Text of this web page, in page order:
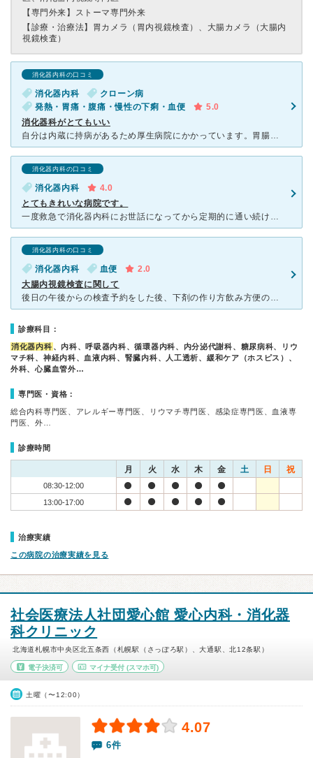
【専門外来】 ストーマ専門外来
【診療・治療法】 胃カメラ（胃内視鏡検査）、大腸カメラ（大腸内
視鏡検査）
消化器内科の口コミ
消化器内科
クローン病
発熱・胃痛・腹痛・慢性の下痢・血便
5.0
消化器科がとてもいい
自分は内蔵に持病があるため厚生病院にかかっています。胃腸、胆嚢膵臓肝臓など専門分野で細分化されています。 予約をしても待ち時間に前後がある場合がありますがそれだけ患者と向き合ってるからと割りきってい
消化器内科の口コミ
消化器内科
4.0
とてもきれいな病院です。
一度救急で消化器内科にお世話になってから定期的に通い続けています。 他の消化器内科は行ったことがないですが、少しの心配事でも丁寧に説明してくださり、信頼のおける先生に出会えたことが大きいです。
消化器内科の口コミ
消化器内科 血便
2.0
大腸内視鏡検査に関して
後日の午後からの検査予約をした後、下剤の作り方飲み方便の観察などの説明がありました。 経験者はお判りと思いますが、10分毎に薬を飲み排便して観察して30分休憩する、を５回繰り返して透明な便を確認する
診療科目：
消化器内科 、内科、呼吸器内科、循環器内科、内分泌代謝科、糖尿病科、リウ
マチ科、神経内科、血液内科、腎臓内科、人工透析、緩和ケア（ホスピス）、
外科、心臓血管外…
専門医・資格：
総合内科専門医、アレルギー専門医、リウマチ専門医、感染症専門医、血液専
門医、外…
診療時間
月 火 水 木 金 土 日 祝
08:30-12:00
13:00-17:00
治療実績
この病院の治療実績を見る
社会医療法人社団愛心館 愛心内科・消化器
科クリニック
北海道札幌市中央区北五条西（札幌駅（さっぽろ駅）、大通駅、北12条駅）
電子決済可 マイナ受付(スマホ可)
土曜（〜12:00）
4.07
6件